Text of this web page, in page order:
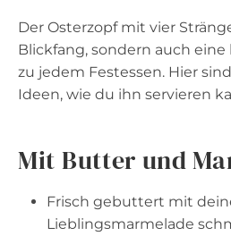
Der Osterzopf mit vier
Blickfang, sondern auch
zu jedem Festessen. Hier
Ideen, wie du ihn servieren
Mit Butter und
Frisch gebuttert mit
Lieblingsmarmelade